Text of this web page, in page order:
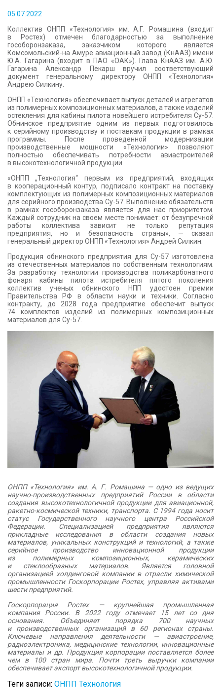
КОНТАКТЫ
05.07.2022
Коллектив ОНПП «Технология» им. А.Г. Ромашина (входит
в Ростех) отмечен благодарностью за выполнение
гособоронзаказа, заказчиком которого является
Комсомольский-на Амуре авиационный завод (КнААЗ) имени
Ю.А. Гагарина (входит в ПАО «ОАК»). Глава КнААЗ им. А.Ю.
Гагарина Александр Пекарш вручил соответствующий
документ генеральному директору ОНПП «Технология»
Андрею Силкину.
ОНПП «Технология» обеспечивает выпуск деталей и агрегатов
из полимерных композиционных материалов, а также изделий
остекления для кабины пилота новейшего истребителя Су-57.
Обнинское предприятие одним из первых подготовилось
к серийному производству и поставкам продукции в рамках
программы. После проведенной модернизации
производственные мощности «Технологии» позволяют
полностью обеспечивать потребности авиастроителей
в высокотехнологичной продукции.
«ОНПП „Технология“ первым из предприятий, входящих
в кооперационный контур, подписало контракт на поставку
комплектующих из полимерных композиционных материалов
для серийного производства Су-57. Выполнение обязательств
в рамках гособоронзаказа является для нас приоритетом.
Каждый сотрудник на своем месте понимает: от безупречной
работы коллектива зависит не только репутация
предприятия, но и безопасность страны», — сказал
генеральный директор ОНПП «Технология» Андрей Силкин.
Продукция обнинского предприятия для Су-57 изготовлена
из отечественных материалов по собственным технологиям.
За разработку технологии производства поликарбонатного
фонаря кабины пилота истребителя пятого поколения
коллектив ученых обнинского НПП удостоен премии
Правительства РФ в области науки и техники. Согласно
контракту, до 2028 года предприятие обеспечит выпуск
74 комплектов изделий из полимерных композиционных
материалов для Су-57.
ОНПП «Технология» им. А. Г. Ромашина — одно из ведущих
научно-производственных предприятий России в области
создания высокотехнологичной продукции для авиационной,
ракетно-космической техники, транспорта. С 1994 года носит
статус Государственного научного центра Российской
Федерации. Специализацией предприятия являются
прикладные исследования в области создания новых
материалов, уникальных конструкций и технологий, а также
серийное производство инновационной продукции
из полимерных композиционных, керамических
и стеклообразных материалов. Является головной
организацией холдинговой компании в отрасли химической
промышленности Госкорпорации Ростех, управляя активами
шести предприятий.
Госкорпорация Ростех — крупнейшая промышленная
компания России. В 2022 году отмечает 15 лет со дня
основания. Объединяет порядка 700 научных
и производственных организаций в 60 регионах страны.
Ключевые направления деятельности — авиастроение,
радиоэлектроника, медицинские технологии, инновационные
материалы и др. Продукция корпорации поставляется более
чем в 100 стран мира. Почти треть выручки компании
обеспечивает экспорт высокотехнологичной продукции.
Теги записи: ОНПП Технология